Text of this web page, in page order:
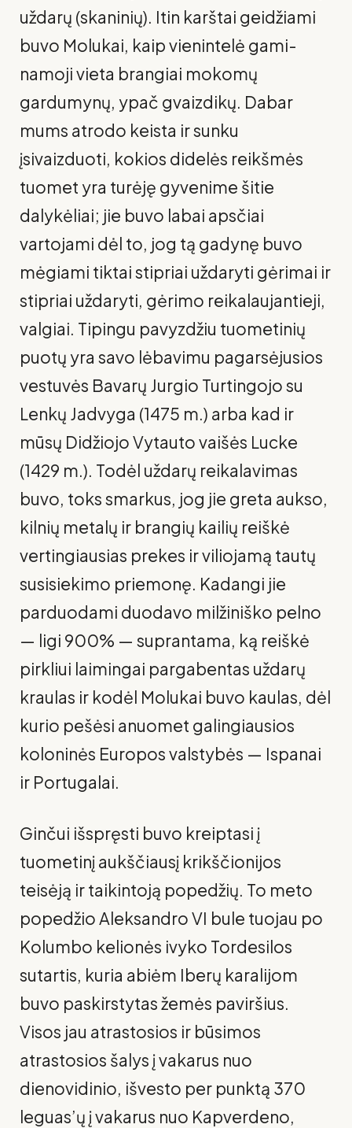
už­darų (skaninių). Itin karštai geidžiami
buvo Molukai, kaip vienintelė gami­
namoji vieta brangiai mokomų
gardumynų, ypač gvaizdikų. Dabar
mums atrodo keista ir sunku
įsivaizduoti, kokios didelės reikšmės
tuomet yra turėję gyvenime šitie
dalykėliai; jie buvo labai apsčiai
vartojami dėl to, jog tą gadynę buvo
mėgiami tiktai stipriai uždaryti gėrimai ir
stipriai uždaryti, gėrimo reikalaujantieji,
valgiai. Tipingu pavyzdžiu tuometinių
puotų yra savo lėbavimu pagarsėjusios
vestuvės Bavarų Jurgio Turtingojo su
Lenkų Jadvyga (1475 m.) arba kad ir
mūsų Didžiojo Vytauto vaišės Lucke
(1429 m.). Todėl uždarų reikalavimas
buvo, toks smarkus, jog jie greta aukso,
kilnių metalų ir bran­gių kailių reiškė
vertingiausias prekes ir viliojamą tautų
susisiekimo priemonę. Kadangi jie
parduodami duodavo milžiniško pelno
— ligi 900% — suprantama, ką reiškė
pirkliui laimingai pargabentas uždarų
kraulas ir ko­dėl Molukai buvo kaulas, dėl
kurio pešėsi anuomet galingiausios
koloninės Europos valstybės — Ispanai
ir Portugalai.
Ginčui išspręsti buvo kreiptasi į
tuometinį aukščiausį krikščionijos
teisėją ir taikintoją popedžių. To meto
popedžio Aleksandro VI bule tuojau po
Kolumbo kelionės ivyko Tordesilos
sutartis, kuria abiėm Iberų karalijom
buvo paskirstytas žemės paviršius.
Visos jau atrastosios ir būsimos
atrastosios šalys į vakarus nuo
dienovidinio, išvesto per punktą 370
leguas’ų į vakarus nuo Kapverdeno,